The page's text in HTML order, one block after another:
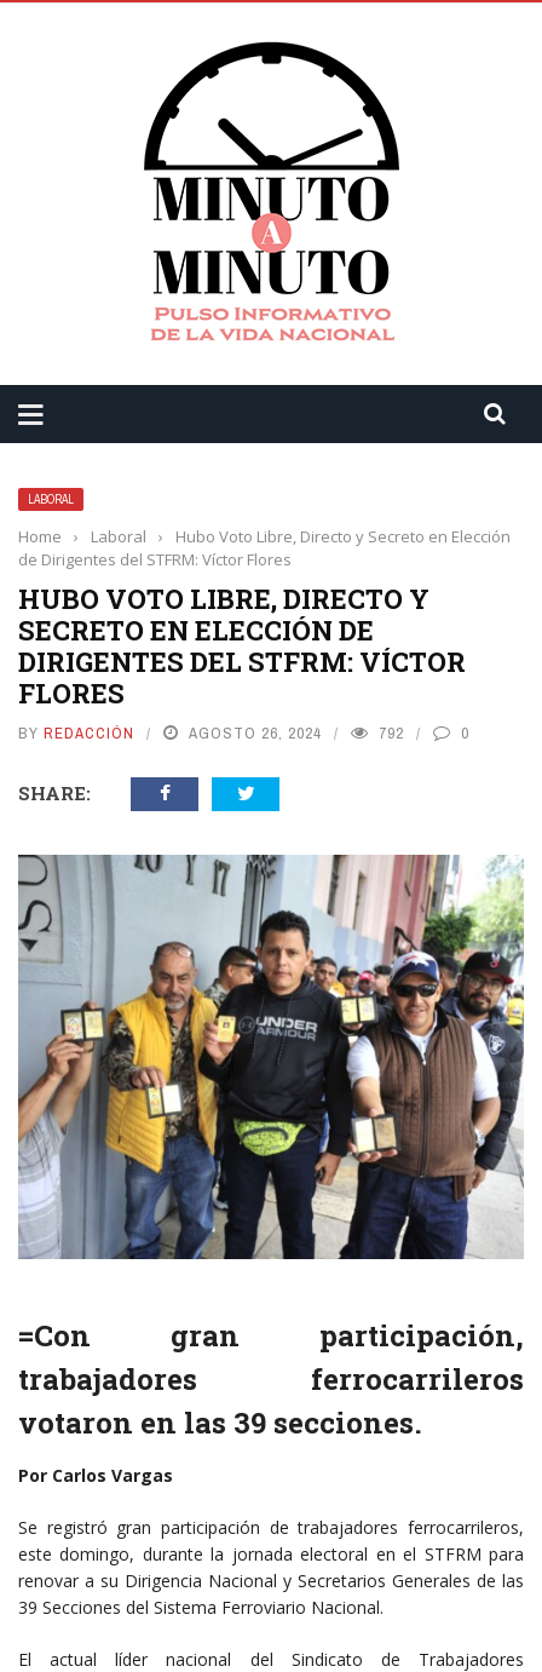
LABORAL
Home › Laboral ›
Hubo Voto Libre, Directo y Secreto en Elección
de Dirigentes del STFRM: Víctor Flores
HUBO VOTO LIBRE, DIRECTO Y
SECRETO EN ELECCIÓN DE
DIRIGENTES DEL STFRM: VÍCTOR
FLORES
BY REDACCIÓN AGOSTO 26, 2024 792 0
SHARE:
=Con gran participación,
trabajadores ferrocarrileros
votaron en las 39 secciones.
Por Carlos Vargas
Se registró gran participación de trabajadores ferrocarrileros,
este domingo, durante la jornada electoral en el STFRM para
renovar a su Dirigencia Nacional y Secretarios Generales de las
39 Secciones del Sistema Ferroviario Nacional.
El actual líder nacional del Sindicato de Trabajadores